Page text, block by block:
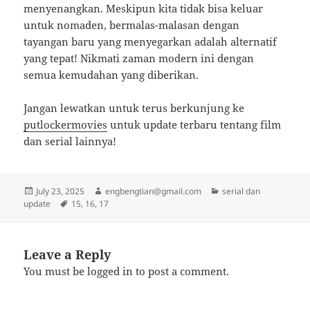
menyenangkan. Meskipun kita tidak bisa keluar
untuk nomaden, bermalas-malasan dengan
tayangan baru yang menyegarkan adalah alternatif
yang tepat! Nikmati zaman modern ini dengan
semua kemudahan yang diberikan.
Jangan lewatkan untuk terus berkunjung ke
putlockermovies untuk update terbaru tentang film
dan serial lainnya!
Posted
on
July 23, 2025 Author
engbengtian@gmail.com Categories
serial dan
update
Tags
15, 16, 17
Leave a Reply
You must belogged in to post a comment.